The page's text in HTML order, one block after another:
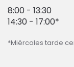
8:00 - 13:30
14:30 - 17:00*
*Miércoles tarde